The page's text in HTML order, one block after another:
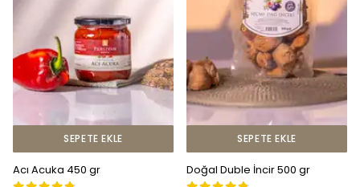
SEPETE EKLE
Acı Acuka 450 gr
SEPETE EKLE
Doğal Duble İncir 500 gr